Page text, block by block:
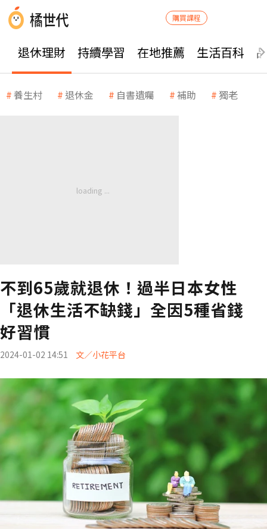
購買課程
退休理財 持續學習 在地推薦 生活百科
養生村 退休金 自書遺囑 補助 獨老
不到65歲就退休！過半日本女性
「退休生活不缺錢」全因5種省錢
好習慣
2024-01-02 14:51 文／小花平台